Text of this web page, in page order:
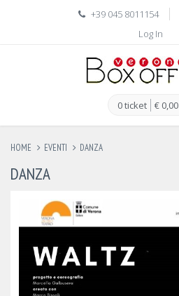
+39 045 8011154
Log In
0 ticket € 0,00
HOME EVENTI DANZA
DANZA